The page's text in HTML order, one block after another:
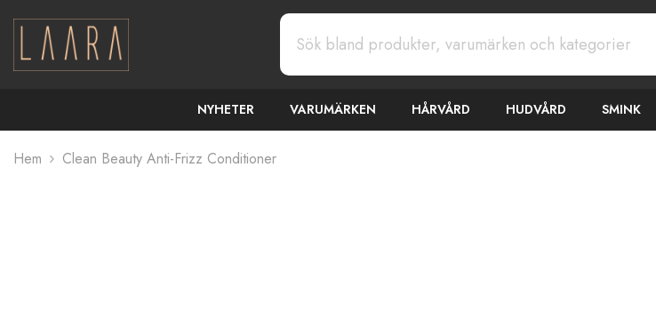
NYHETER VARUMÄRKEN HÅRVÅRD HUDVÅRD SMINK
Hem Clean Beauty Anti-Frizz Conditioner